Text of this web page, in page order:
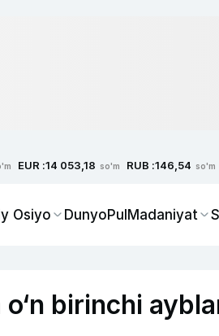
EUR :14 053,18 so'm RUB :146,54 so'm
Osiyo DunyoPulMadaniyat
birinchi